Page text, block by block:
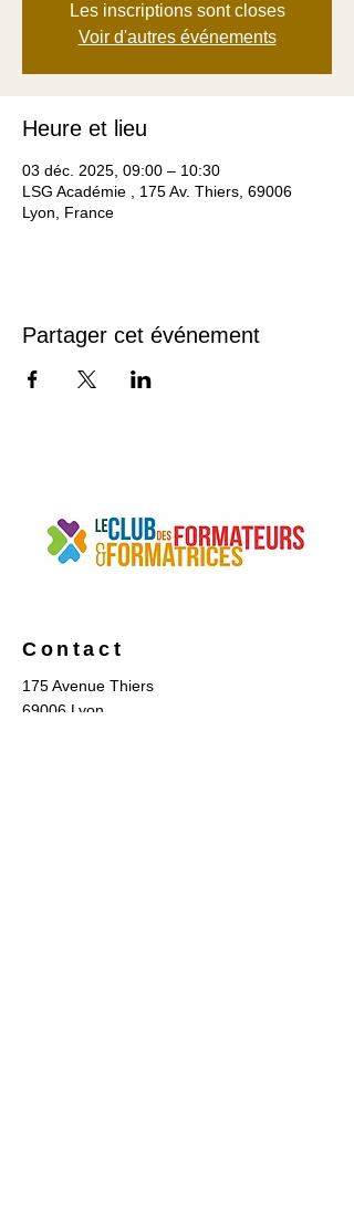
Les inscriptions sont closes
Voir d'autres événements
Heure et lieu
03 déc. 2025, 09:00 – 10:30
LSG Académie , 175 Av. Thiers, 69006
Lyon, France
Partager cet événement
Contact
175 Avenue Thiers
69006 Lyon